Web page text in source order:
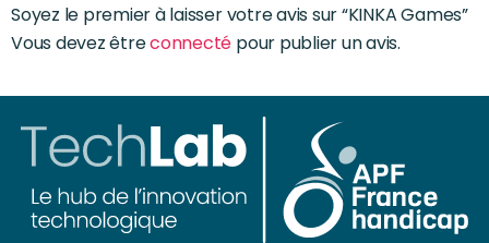
Soyez le premier à laisser votre avis sur “KINKA Games”
Vous devez êtreconnecté pour publier un avis.